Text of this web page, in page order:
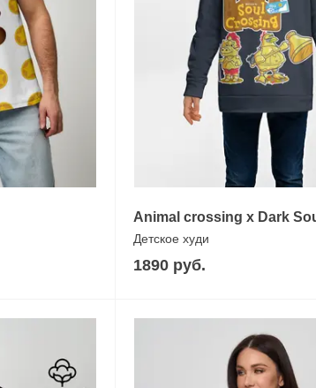
Animal crossing x Dark
Детское худи
1890 руб.